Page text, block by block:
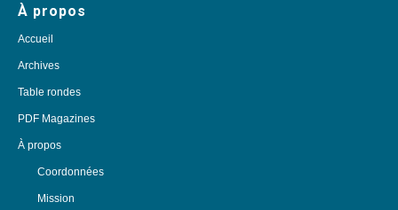
À propos
Accueil
Archives
Table rondes
PDF Magazines
À propos
Coordonnées
Mission